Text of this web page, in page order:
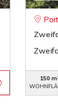
150